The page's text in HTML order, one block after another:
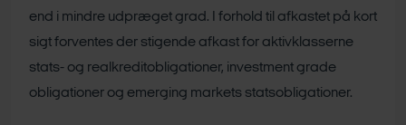
end i mindre udpræget grad. I forhold til afkastet på kort
sigt forventes der stigende afkast for aktivklasserne
stats- og realkreditobligationer, investment grade
obligationer og emerging markets statsobligationer.